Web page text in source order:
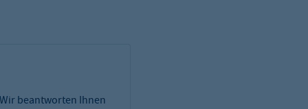
beantworten Ihnen